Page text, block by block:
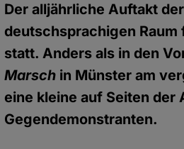
Der alljährliche Auftakt
deutschsprachigen
statt. Anders als in den
Marsch in Münster am
eine kleine auf Seiten
Gegendemonstranten.